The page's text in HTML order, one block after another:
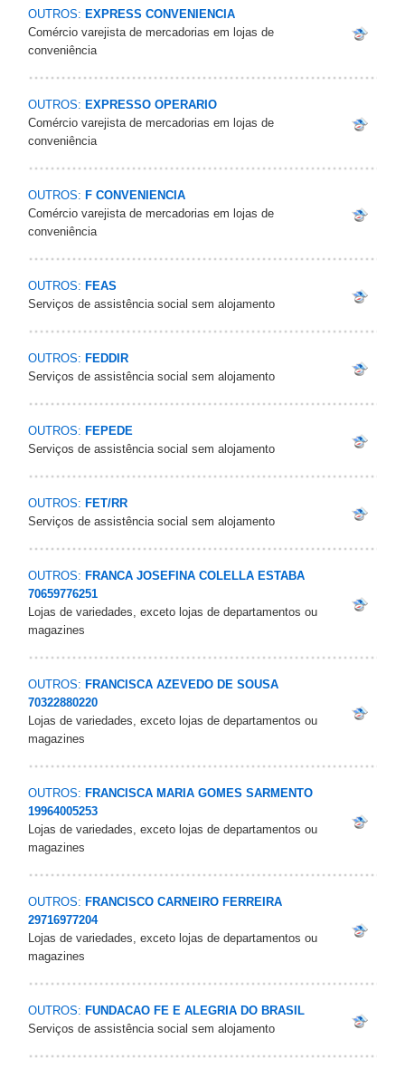
OUTROS: EXPRESS CONVENIENCIA
Comércio varejista de mercadorias em lojas de
conveniência
OUTROS: EXPRESSO OPERARIO
Comércio varejista de mercadorias em lojas de
conveniência
OUTROS: F CONVENIENCIA
Comércio varejista de mercadorias em lojas de
conveniência
OUTROS: FEAS
Serviços de assistência social sem alojamento
OUTROS: FEDDIR
Serviços de assistência social sem alojamento
OUTROS: FEPEDE
Serviços de assistência social sem alojamento
OUTROS: FET/RR
Serviços de assistência social sem alojamento
OUTROS: FRANCA JOSEFINA COLELLA ESTABA
70659776251
Lojas de variedades, exceto lojas de departamentos ou
magazines
OUTROS: FRANCISCA AZEVEDO DE SOUSA
70322880220
Lojas de variedades, exceto lojas de departamentos ou
magazines
OUTROS: FRANCISCA MARIA GOMES SARMENTO
19964005253
Lojas de variedades, exceto lojas de departamentos ou
magazines
OUTROS: FRANCISCO CARNEIRO FERREIRA
29716977204
Lojas de variedades, exceto lojas de departamentos ou
magazines
OUTROS: FUNDACAO FE E ALEGRIA DO BRASIL
Serviços de assistência social sem alojamento